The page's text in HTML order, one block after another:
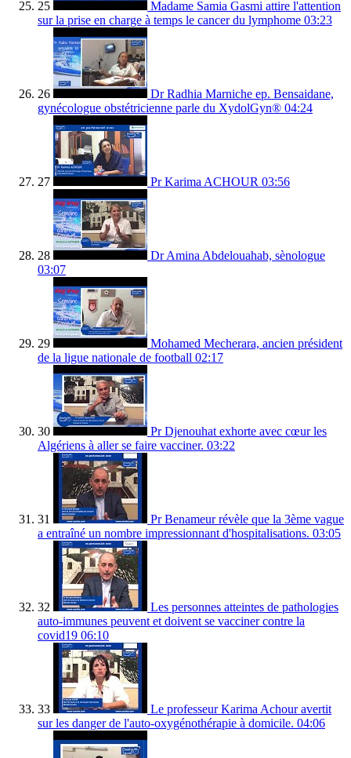
25
Madame Samia Gasmi attire l'attention
sur la prise en charge à temps le cancer du lymphome 03:23
26
Dr Radhia Marniche ep. Bensaidane,
gynécologue obstétricienne parle du XydolGyn® 04:24
27 Pr Karima ACHOUR 03:56
28
Dr Amina Abdelouahab, sènologue
03:07
29
Mohamed Mecherara, ancien président
de la ligue nationale de football 02:17
30
Pr Djenouhat exhorte avec cœur les
Algériens à aller se faire vacciner. 03:22
31
Pr Benameur révèle que la 3ème vague
a entraîné un nombre impressionnant d'hospitalisations. 03:05
32
Les personnes atteintes de pathologies
auto-immunes peuvent et doivent se vacciner contre la
covid19 06:10
33
Le professeur Karima Achour avertit
sur les danger de l'auto-oxygénothérapie à domicile. 04:06